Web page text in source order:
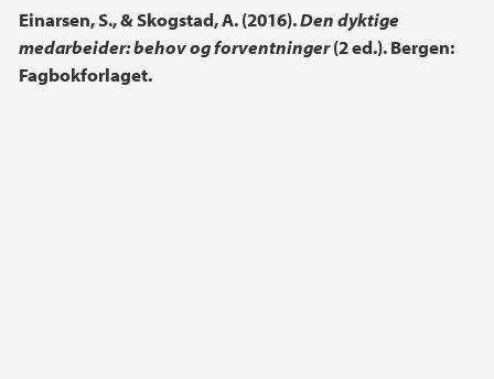
Einarsen, S., & Skogstad, A. (2016).Den dyktige
medarbeider: behov og forventninger(2 ed.). Bergen:
Fagbokforlaget.